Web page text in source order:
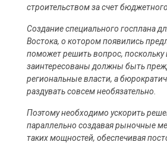
строительством за счет
Создание специального госплана
Востока, о котором появились
поможет решить вопрос, поскольку
заинтересованы должны быть
региональные власти, а
раздувать совсем необязательно.
Поэтому необходимо ускорить
параллельно создавая рыночные
таких мощностей, обеспечивая